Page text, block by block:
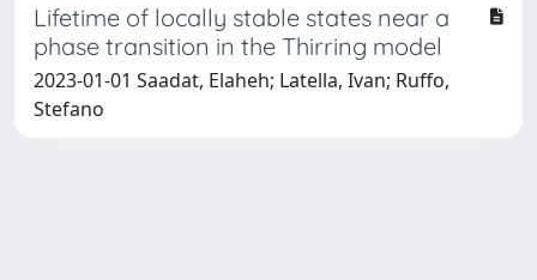
Lifetime of locally stable states near a
phase transition in the Thirring model
2023-01-01 Saadat, Elaheh; Latella, Ivan; Ruffo,
Stefano